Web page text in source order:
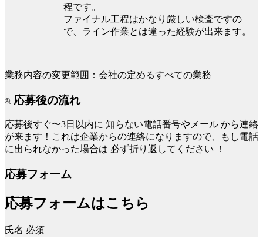
程です。
ファイナル工程はかなり厳しい検査ですの
で、ライン作業とは違った経験が出来ます。
業務内容の変更範囲：会社の定めるすべての業務
応募後の流れ
応募後すぐ〜3日以内に 知らない電話番号やメール から連絡
が来ます！これは企業からの連絡になりますので、もし電話
に出られなかった場合は 必ず折り返してください ！
応募フォーム
応募フォームはこちら
氏名 必須